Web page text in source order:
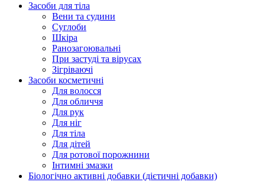
Засоби для тіла
Вени та судини
Суглоби
Шкіра
Ранозагоювальні
При застуді та вірусах
Зігріваючі
Засоби косметичні
Для волосся
Для обличчя
Для рук
Для ніг
Для тіла
Для дітей
Для ротової порожнини
Інтимні змазки
Біологічно активні добавки (дієтичні добавки)